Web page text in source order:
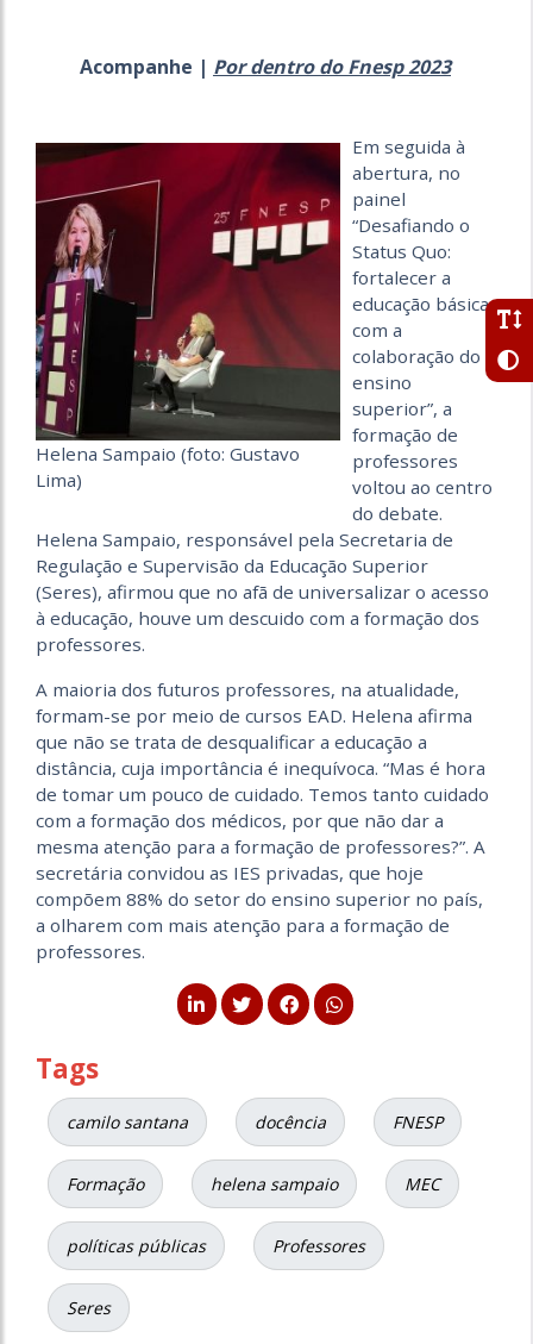
Acompanhe | Por dentro do Fnesp 2023
Helena Sampaio (foto: Gustavo
Lima)
Em seguida à
abertura, no
painel
“Desafiando o
Status Quo:
fortalecer a
educação básica
com a
colaboração do
ensino
superior”, a
formação de
professores
voltou ao centro
do debate.
Helena Sampaio, responsável pela Secretaria de
Regulação e Supervisão da Educação Superior
(Seres), afirmou que no afã de universalizar o acesso
à educação, houve um descuido com a formação dos
professores.
A maioria dos futuros professores, na atualidade,
formam-se por meio de cursos EAD. Helena afirma
que não se trata de desqualificar a educação a
distância, cuja importância é inequívoca. “Mas é hora
de tomar um pouco de cuidado. Temos tanto cuidado
com a formação dos médicos, por que não dar a
mesma atenção para a formação de professores?”. A
secretária convidou as IES privadas, que hoje
compõem 88% do setor do ensino superior no país,
a olharem com mais atenção para a formação de
professores.
Tags
camilo santana docência FNESP
Formação helena sampaio MEC
políticas públicas Professores
Seres